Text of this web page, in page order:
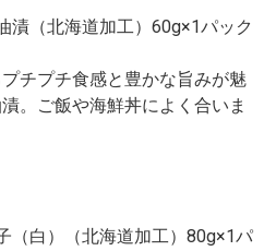
漬（北海道加工）60g×1パック
チプチ食感と豊かな旨みが魅
。ご飯や海鮮丼によく合いま
（白）（北海道加工）80g×1パ